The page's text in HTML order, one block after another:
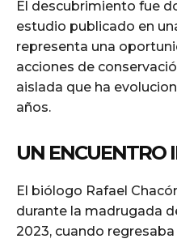
El descubrimiento fue
estudio publicado en
representa una
acciones de
aislada que ha
años.
UN ENCUENTRO
El biólogo Rafael
durante la madrugada
2023, cuando